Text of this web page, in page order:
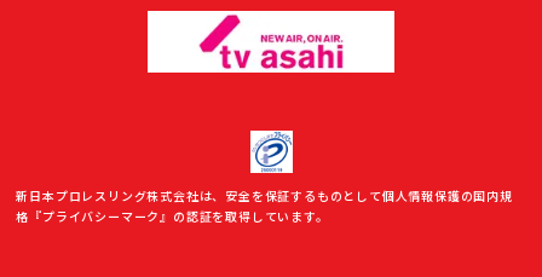
新日本プロレスリング株式会社は、安全を保証するものとして個人情報保護の国内規
格『プライバシーマーク』の認証を取得しています。